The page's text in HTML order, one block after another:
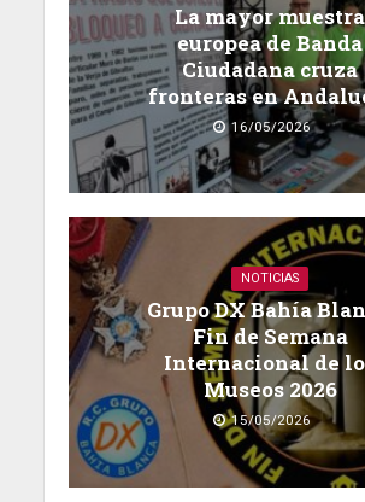
La mayor muestra
europea de Banda
Ciudadana cruza
fronteras en
16/05/2026
NOTICIAS
Grupo DX Bahía
Fin de Semana
Internacional de
Museos 2026
15/05/2026